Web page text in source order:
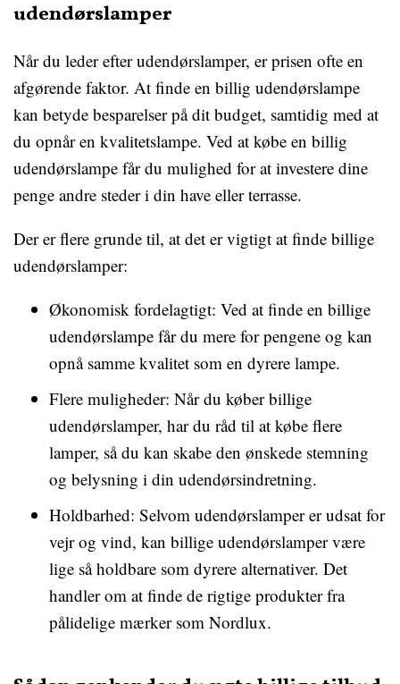
udendørslamper
Når du leder efter udendørslamper, er prisen ofte en
afgørende faktor. At finde en billig udendørslampe
kan betyde besparelser på dit budget, samtidig med at
du opnår en kvalitetslampe. Ved at købe en billig
udendørslampe får du mulighed for at investere dine
penge andre steder i din have eller terrasse.
Der er flere grunde til, at det er vigtigt at finde billige
udendørslamper:
Økonomisk fordelagtigt: Ved at finde en billige
udendørslampe får du mere for pengene og kan
opnå samme kvalitet som en dyrere lampe.
Flere muligheder: Når du køber billige
udendørslamper, har du råd til at købe flere
lamper, så du kan skabe den ønskede stemning
og belysning i din udendørsindretning.
Holdbarhed: Selvom udendørslamper er udsat for
vejr og vind, kan billige udendørslamper være
lige så holdbare som dyrere alternativer. Det
handler om at finde de rigtige produkter fra
pålidelige mærker som Nordlux.